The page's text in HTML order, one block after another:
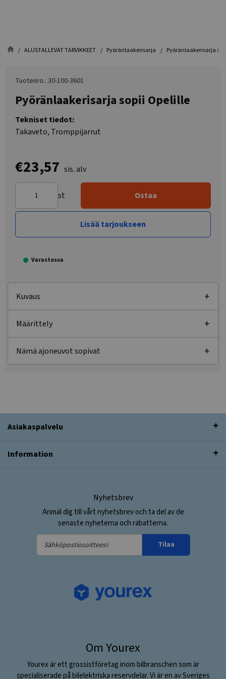
ALUSTALLEVAT TARVIKKEET Pyöränlaakerisarja Pyöränlaakerisarja
Tuotenro.: 30-100-3601
Pyöränlaakerisarja sopii Opelille
Tekniset tiedot:
Takaveto, Tromppijarrut
€23,57 sis. alv
st Ostaa
Lisää tarjoukseen
Varastossa
Kuvaus
Määrittely
Nämä ajoneuvot sopivat
Asiakaspalvelu
Information
Nyhetsbrev
Anmäl dig till vårt nyhetsbrev och ta del av de
senaste nyheterna och rabatterna.
Sähköpostiosoitteesi:
Tilaa
Om Yourex
Yourex är ett grossistföretag inom bilbranschen som är
specialiserade på bilelektriska reservdelar. Vi är en av Sveriges